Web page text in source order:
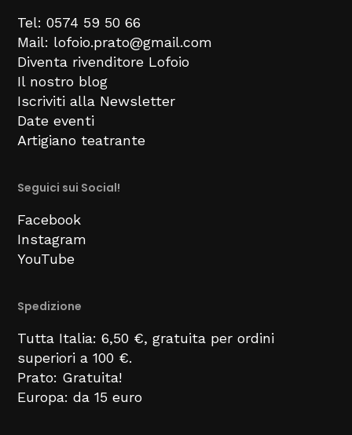
Tel: 0574 59 50 66
Mail: lofoio.prato@gmail.com
Diventa rivenditore Lofoio
Il nostro blog
Iscriviti alla Newsletter
Date eventi
Artigiano teatrante
Seguici sui Social!
Facebook
Instagram
YouTube
Spedizione
Tutta Italia: 6,50 €, gratuita per ordini
superiori a 100 €.
Prato: Gratuita!
Europa: da 15 euro